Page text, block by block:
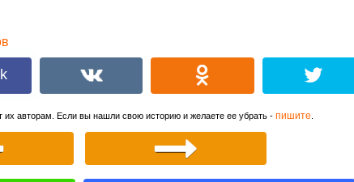
авторам. Если вы нашли свою историю и желаете ее убрать - пишите